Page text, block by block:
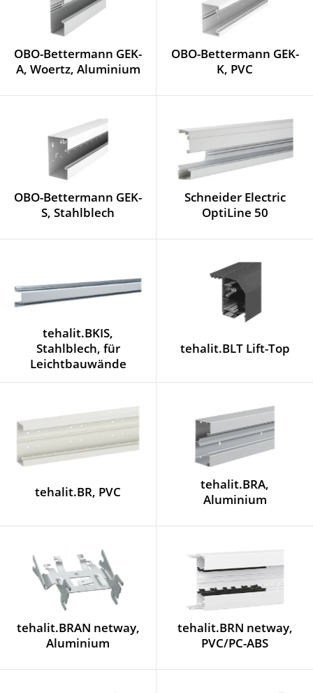
OBO-Bettermann GEK-
A, Woertz, Aluminium
OBO-Bettermann GEK-
K, PVC
OBO-Bettermann GEK-
S, Stahlblech
Schneider Electric
OptiLine 50
tehalit.BKIS,
Stahlblech, für
Leichtbauwände
tehalit.BLT Lift-Top
tehalit.BR, PVC
tehalit.BRA,
Aluminium
tehalit.BRAN netway,
Aluminium
tehalit.BRN netway,
PVC/PC-ABS